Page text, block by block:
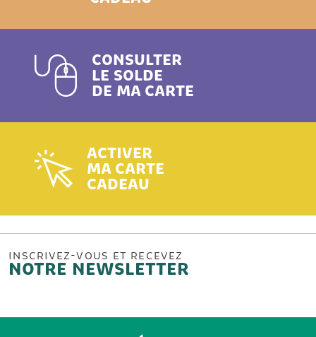
CONSULTER
LE SOLDE
DE MA CARTE
ACTIVER
MA CARTE
CADEAU
INSCRIVEZ-VOUS ET RECEVEZ
NOTRE NEWSLETTER